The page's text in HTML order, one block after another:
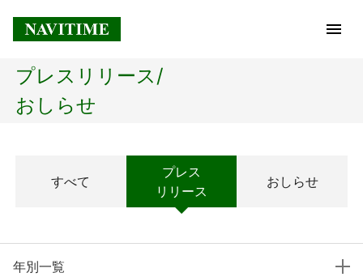
トップページ
経営理念
プレスリリース/
おしらせ
すべて
プレス
リリース
おしらせ
年別一覧